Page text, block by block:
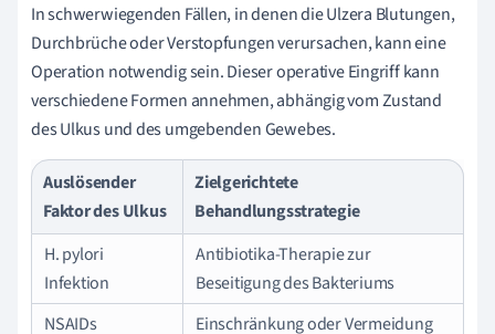
In schwerwiegenden Fällen, in denen die Ulzera Blutungen,
Durchbrüche oder Verstopfungen verursachen, kann eine
Operation notwendig sein. Dieser operative Eingriff kann
verschiedene Formen annehmen, abhängig vom Zustand
des Ulkus und des umgebenden Gewebes.
Auslösender
Faktor des Ulkus
Zielgerichtete
Behandlungsstrategie
H. pylori
Infektion
Antibiotika-Therapie zur
Beseitigung des Bakteriums
NSAIDs
Einschränkung oder Vermeidung